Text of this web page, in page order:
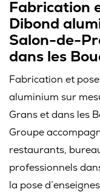
Fabrication
Dibond
Salon-de-
dans les
Fabrication et
aluminium sur
Grans et dans les
Groupe
restaurants,
professionnels
la pose